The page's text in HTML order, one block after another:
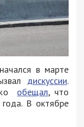
в марте
дискуссии.
обещал, что
В октябре